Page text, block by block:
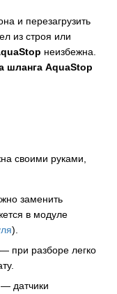
и перезагрузить
из строя или
неизбежна.
шланга AquaStop
своими руками,
заменить
в модуле
).
— при разборе легко
— датчики